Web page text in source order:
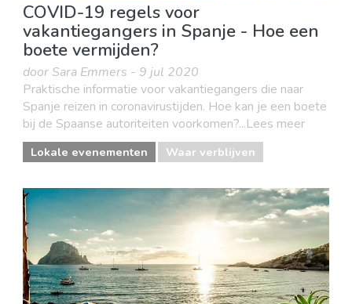
COVID-19 regels voor
vakantiegangers in Spanje - Hoe een
boete vermijden?
door Sara Emmers - 9 jul 2020
Praktische informatie voor vakantiegangers die naar
Spanje reizen in coronavirustijden. Hoe kan je een boete
bij de Spaanse autoriteiten voorkomen?...Lees meer
Lokale evenementen Waar verblijven